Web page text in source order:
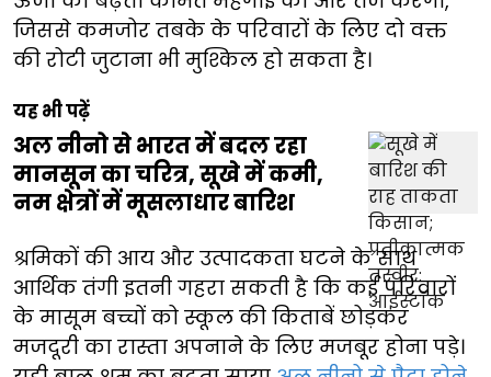
जिससे कमजोर तबके के परिवारों के लिए दो वक्त
की रोटी जुटाना भी मुश्किल हो सकता है।
यह भी पढ़ें
अल नीनो से भारत में बदल रहा
मानसून का चरित्र, सूखे में कमी,
नम क्षेत्रों में मूसलाधार बारिश
श्रमिकों की आय और उत्पादकता घटने के साथ
आर्थिक तंगी इतनी गहरा सकती है कि कई परिवारों
के मासूम बच्चों को स्कूल की किताबें छोड़कर
मजदूरी का रास्ता अपनाने के लिए मजबूर होना पड़े।